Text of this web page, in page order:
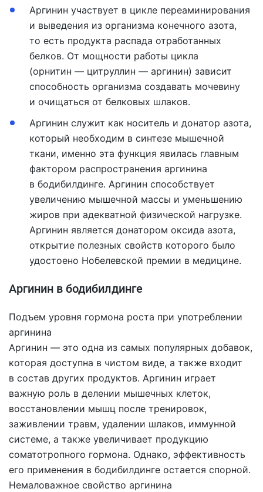
Аргинин участвует в цикле переаминирования
и выведения из организма конечного азота,
то есть продукта распада отработанных
белков. От мощности работы цикла
(орнитин — цитруллин — аргинин) зависит
способность организма создавать мочевину
и очищаться от белковых шлаков.
Аргинин служит как носитель и донатор азота,
который необходим в синтезе мышечной
ткани, именно эта функция явилась главным
фактором распространения аргинина
в бодибилдинге. Аргинин способствует
увеличению мышечной массы и уменьшению
жиров при адекватной физической нагрузке.
Аргинин является донатором оксида азота,
открытие полезных свойств которого было
удостоено Нобелевской премии в медицине.
Аргинин в бодибилдинге
Подъем уровня гормона роста при употреблении
аргинина
Аргинин — это одна из самых популярных добавок,
которая доступна в чистом виде, а также входит
в состав других продуктов. Аргинин играет
важную роль в делении мышечных клеток,
восстановлении мышц после тренировок,
заживлении травм, удалении шлаков, иммунной
системе, а также увеличивает продукцию
соматотропного гормона. Однако, эффективность
его применения в бодибилдинге остается спорной.
Немаловажное свойство аргинина